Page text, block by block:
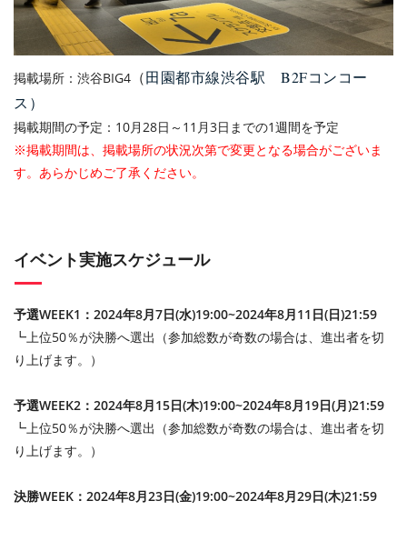
掲載場所：渋谷BIG4 （田園都市線渋谷駅 B2Fコンコー
ス）
掲載期間の予定：10月28日～11月3日までの1週間を予定
※掲載期間は、掲載場所の状況次第で変更となる場合がございま
す。あらかじめご了承ください。
イベント実施スケジュール
予選WEEK1：2024年8月7日(水)19:00~2024年8月11日(日)21:59
┗上位50％が決勝へ選出（参加総数が奇数の場合は、進出者を切
り上げます。）
予選WEEK2：2024年8月15日(木)19:00~2024年8月19日(月)21:59
┗上位50％が決勝へ選出（参加総数が奇数の場合は、進出者を切
り上げます。）
決勝WEEK：2024年8月23日(金)19:00~2024年8月29日(木)21:59